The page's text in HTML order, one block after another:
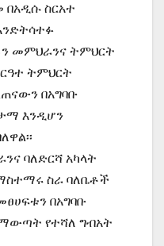
ስርአተ
መምህራንና ትምህርት
ትምህርት
በአግባቡ
እንዲሆን
ባለድርሻ አካላት
ስራ ባለቤቶች
በአግባቡ
የተሻለ ግብአት